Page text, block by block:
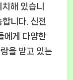
해 있습니
니다. 신전
에게 다양한
을 받고 있는